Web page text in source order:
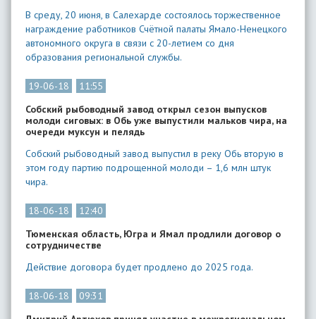
В среду, 20 июня, в Салехарде состоялось торжественное
награждение работников Счётной палаты Ямало-Ненецкого
автономного округа в связи с 20-летием со дня
образования региональной службы.
19-06-18
11:55
Собский рыбоводный завод открыл сезон выпусков
молоди сиговых: в Обь уже выпустили мальков чира, на
очереди муксун и пелядь
Собский рыбоводный завод выпустил в реку Обь вторую в
этом году партию подрощенной молоди – 1,6 млн штук
чира.
18-06-18
12:40
Тюменская область, Югра и Ямал продлили договор о
сотрудничестве
Действие договора будет продлено до 2025 года.
18-06-18
09:31